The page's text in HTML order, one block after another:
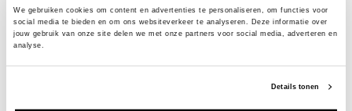
We gebruiken cookies om content en advertenties te personaliseren, om functies voor
social media te bieden en om ons websiteverkeer te analyseren. Deze informatie over
jouw gebruik van onze site delen we met onze partners voor social media, adverteren en
analyse.
Details tonen
Zie direct welke partijen en panden betrokken zijn bij dit nieuws.
Deze informatie is alleen beschikbaar voor licentiehouders van
Vastgoeddata.